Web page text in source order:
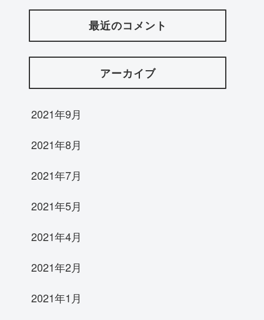
最近のコメント
アーカイブ
2021年9月
2021年8月
2021年7月
2021年5月
2021年4月
2021年2月
2021年1月